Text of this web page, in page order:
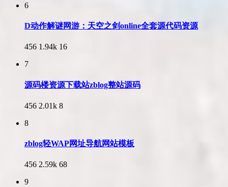
6
D动作解谜网游：天空之剑online全套源代码资源
456 1.94k 16
7
源码楼资源下载站zblog整站源码
456 2.01k 8
8
zblog轻WAP网址导航网站模板
456 2.59k 68
9